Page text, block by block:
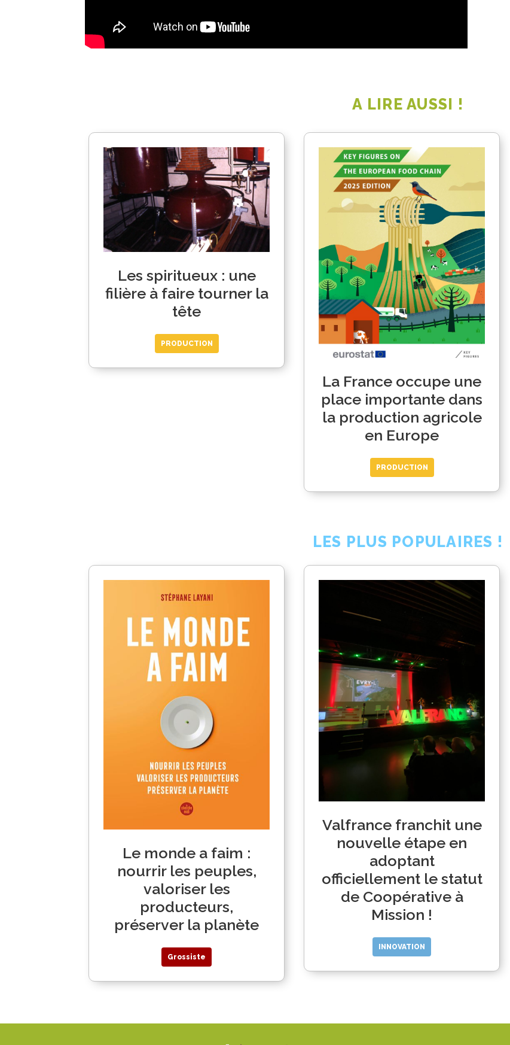
A LIRE AUSSI !
Les spiritueux : une
filière à faire tourner la
tête
PRODUCTION
La France occupe une
place importante dans
la production agricole
en Europe
PRODUCTION
LES PLUS POPULAIRES !
Le monde a faim :
nourrir les peuples,
valoriser les
producteurs,
préserver la planète
Grossiste
Valfrance franchit une
nouvelle étape en
adoptant
officiellement le statut
de Coopérative à
Mission !
INNOVATION